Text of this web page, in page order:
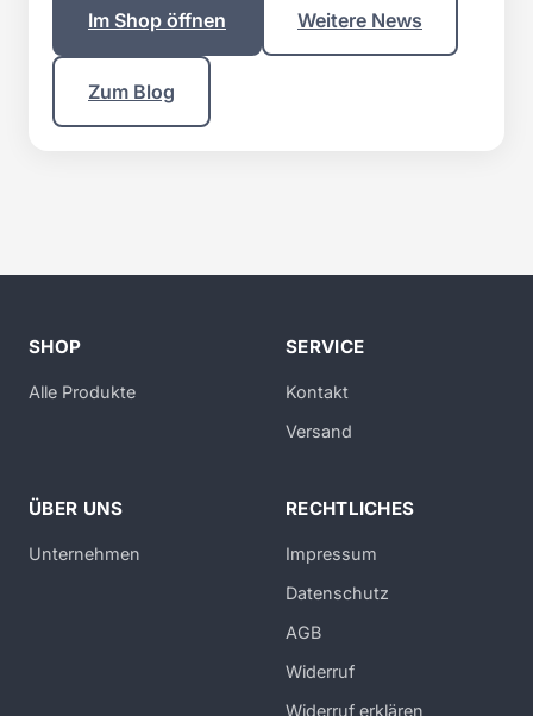
Im Shop öffnen Weitere News
Zum Blog
SHOP
Alle Produkte
SERVICE
Kontakt
Versand
ÜBER UNS
Unternehmen
RECHTLICHES
Impressum
Datenschutz
AGB
Widerruf
Widerruf erklären